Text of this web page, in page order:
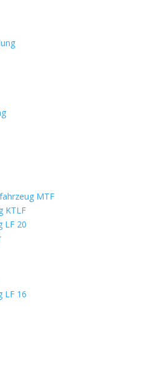
MTF
KTLF
LF 20
LF 16